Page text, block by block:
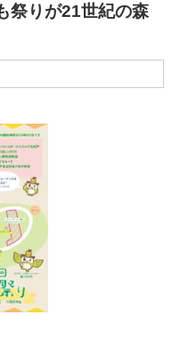
祭りが21世紀の森